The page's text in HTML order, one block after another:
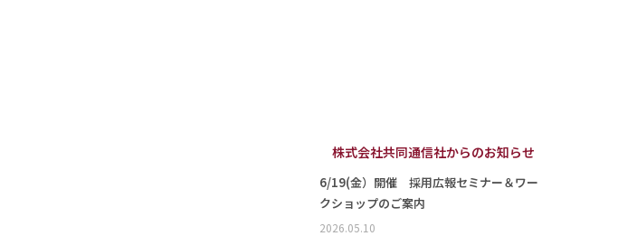
株式会社共同通信社からのお知らせ
6/19(金）開催 採用広報セミナー＆ワー
クショップのご案内
2026.05.10